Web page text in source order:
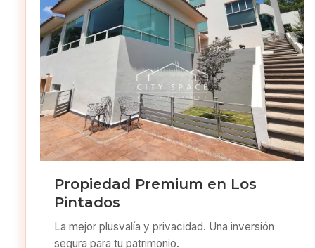
Propiedad Premium en Los
Pintados
La mejor plusvalía y privacidad. Una inversión
segura para tu patrimonio.